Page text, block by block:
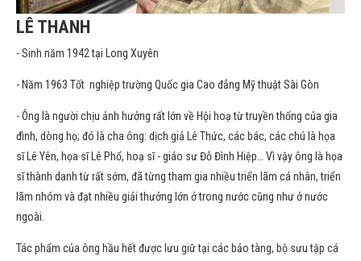
LÊ THANH
- Sinh năm 1942 tại Long Xuyên
- Năm 1963 Tốt nghiệp trường Quốc gia Cao đẳng Mỹ thuật Sài Gòn
- Ông là người chịu ảnh hưởng rất lớn về Hội hoạ từ truyền thống của gia
đình, dòng họ; đó là cha ông: dịch giả Lê Thức, các bác, các chú là họa
sĩ Lê Yên, họa sĩ Lê Phổ, hoạ sĩ - giáo sư Đỗ Đình Hiệp… Vì vậy ông là họa
sĩ thành danh từ rất sớm, đã từng tham gia nhiều triển lãm cá nhân, triển
lãm nhóm và đạt nhiều giải thưởng lớn ở trong nước cũng như ở nước
ngoài.
Tác phẩm của ông hầu hết được lưu giữ tại các bảo tàng, bộ sưu tập cá